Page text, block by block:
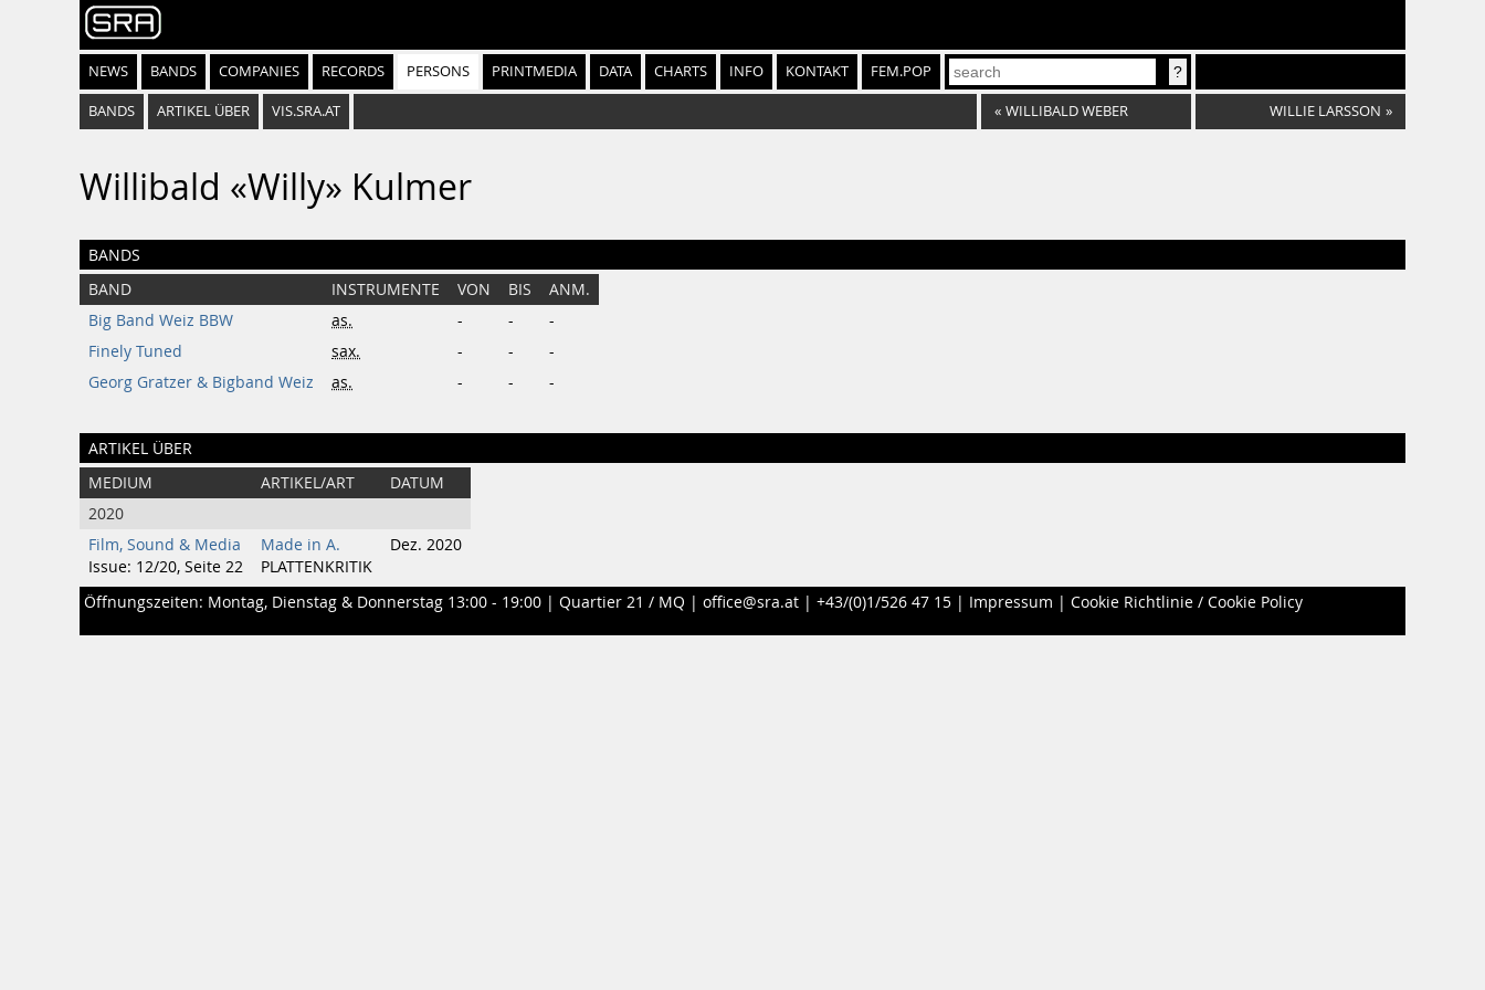
NEWS BANDS COMPANIES RECORDS PERSONS PRINTMEDIA DATA CHARTS INFO KONTAKT FEM.POP
BANDS ARTIKEL ÜBER VIS.SRA.AT « WILLIBALD WEBER WILLIE LARSSON »
Willibald «Willy» Kulmer
BANDS
BAND INSTRUMENTE VON BIS
ANM.
Big Band Weiz BBW
as. - -
-
Finely Tuned
sax. - -
-
Georg Gratzer & Bigband Weiz
as. - - -
ARTIKEL ÜBER
MEDIUM ARTIKEL/ART
DATUM
2020
Film, Sound & Media
Issue: 12/20, Seite 22
Made in A.
PLATTENKRITIK
Dez. 2020
Öffnungszeiten: Montag, Dienstag & Donnerstag 13:00 - 19:00 | Quartier 21 / MQ | office@sra.at | +43/(0)1/526 47 15 | Impressum | Cookie Richtlinie / Cookie Policy